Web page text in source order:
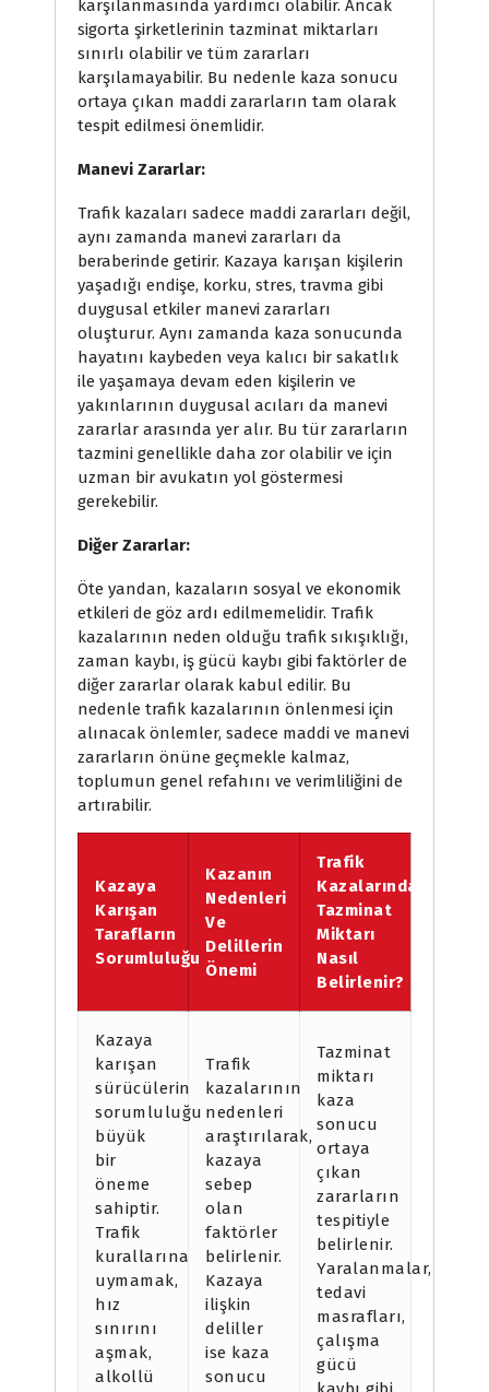
karşılanmasında yardımcı olabilir. Ancak
sigorta şirketlerinin tazminat miktarları
sınırlı olabilir ve tüm zararları
karşılamayabilir. Bu nedenle kaza sonucu
ortaya çıkan maddi zararların tam olarak
tespit edilmesi önemlidir.
Manevi Zararlar:
Trafik kazaları sadece maddi zararları değil,
aynı zamanda manevi zararları da
beraberinde getirir. Kazaya karışan kişilerin
yaşadığı endişe, korku, stres, travma gibi
duygusal etkiler manevi zararları
oluşturur. Aynı zamanda kaza sonucunda
hayatını kaybeden veya kalıcı bir sakatlık
ile yaşamaya devam eden kişilerin ve
yakınlarının duygusal acıları da manevi
zararlar arasında yer alır. Bu tür zararların
tazmini genellikle daha zor olabilir ve için
uzman bir avukatın yol göstermesi
gerekebilir.
Diğer Zararlar:
Öte yandan, kazaların sosyal ve ekonomik
etkileri de göz ardı edilmemelidir. Trafik
kazalarının neden olduğu trafik sıkışıklığı,
zaman kaybı, iş gücü kaybı gibi faktörler de
diğer zararlar olarak kabul edilir. Bu
nedenle trafik kazalarının önlenmesi için
alınacak önlemler, sadece maddi ve manevi
zararların önüne geçmekle kalmaz,
toplumun genel refahını ve verimliliğini de
artırabilir.
Kazaya
Karışan
Tarafların
Sorumluluğu
Kazanın
Nedenleri
Ve
Delillerin
Önemi
Trafik
Kazalarında
Tazminat
Miktarı
Nasıl
Belirlenir?
Kazaya
karışan
sürücülerin
sorumluluğu
büyük
bir
öneme
sahiptir.
Trafik
kurallarına
uymamak,
hız
sınırını
aşmak,
alkollü
Trafik
kazalarının
nedenleri
araştırılarak,
kazaya
sebep
olan
faktörler
belirlenir.
Kazaya
ilişkin
deliller
ise kaza
sonucu
Tazminat
miktarı
kaza
sonucu
ortaya
çıkan
zararların
tespitiyle
belirlenir.
Yaralanmalar,
tedavi
masrafları,
çalışma
gücü